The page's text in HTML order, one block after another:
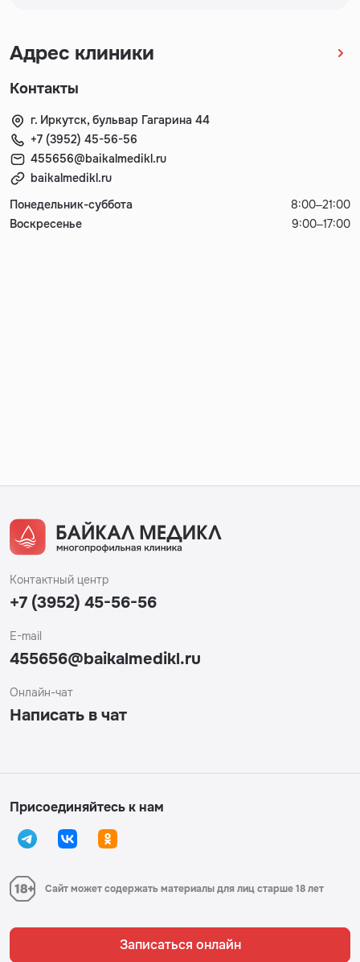
Адрес клиники
Контакты
г. Иркутск, бульвар Гагарина 44
+7 (3952) 45-56-56
455656@baikalmedikl.ru
baikalmedikl.ru
Понедельник-суббота
8:00–21:00
Воскресенье
9:00–17:00
Контактный центр
+7 (3952) 45-56-56
E-mail
455656@baikalmedikl.ru
Онлайн-чат
Написать в чат
Присоединяйтесь к нам
Сайт может содержать материалы для лиц старше 18 лет
Записаться онлайн